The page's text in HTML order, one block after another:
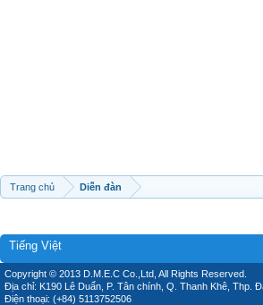
Trang chủ Diễn đàn
Tiếng Việt
Copyright © 2013 D.M.E.C Co.,Ltd, All Rights Reserved.
Địa chỉ: K190 Lê Duẩn, P. Tân chính, Q. Thanh Khê, Thp.
Điện thoại: (+84) 5113752506